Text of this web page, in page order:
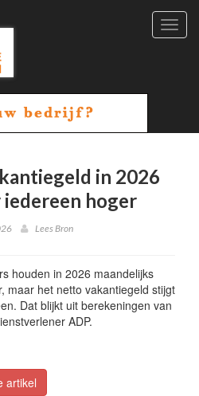
in 2026
hoger
Lees Bron
houden in 2026 maandelijks
maar het netto vakantiegeld stijgt
Dat blijkt uit berekeningen van
ADP.
artikel